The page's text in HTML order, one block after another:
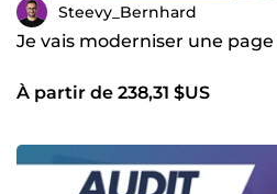
Steevy_Bernhard
Je vais moderniser une
À partir de 238,31 $US